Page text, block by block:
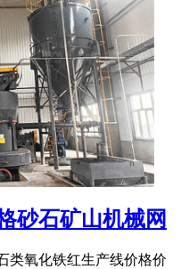
砂石矿山机械网
类氧化铁红生产线价格价